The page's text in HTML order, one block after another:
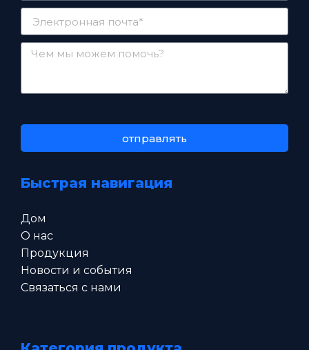
отправлять
Быстрая навигация
Дом
О нас
Продукция
Новости и события
Связаться с нами